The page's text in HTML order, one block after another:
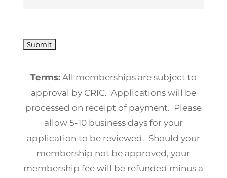
No val
Terms:All memberships are subject to
approval by CRIC. Applications will be
processed on receipt of payment. Please
allow 5-10 business days for your
application to be reviewed. Should your
membership not be approved, your
membership fee will be refunded minus a